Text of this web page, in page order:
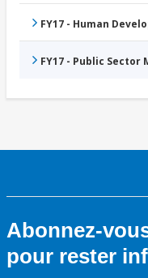
FY17 - Human
FY17 - Public Sector
Abonnez-
pour rester